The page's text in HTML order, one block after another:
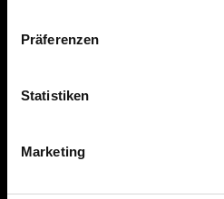
Präferenzen
Statistiken
Marketing